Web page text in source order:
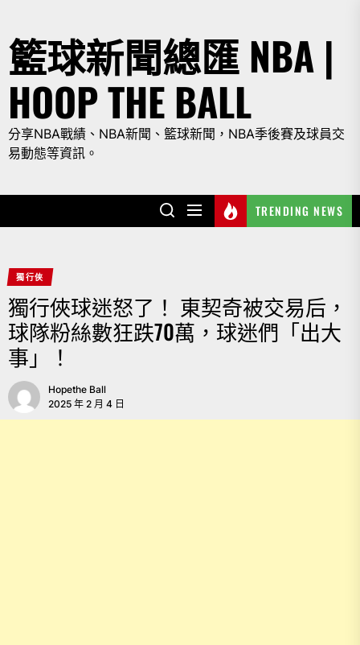
the
content
籃球新聞總匯 NBA |
HOOP THE BALL
分享NBA戰績、NBA新聞、籃球新聞，NBA季後賽及球員交
易動態等資訊。
TRENDING NEWS
獨行俠
獨行俠球迷怒了！ 東契奇被交易后，
球隊粉絲數狂跌70萬，球迷們「出大
事」！
Hopethe Ball
2025 年 2 月 4 日